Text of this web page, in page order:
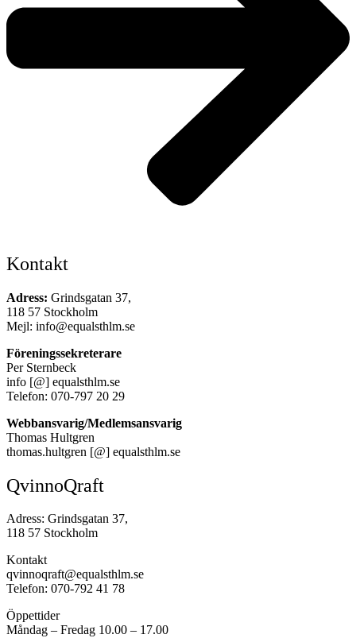
Kontakt
Adress: Grindsgatan 37,
118 57 Stockholm
Mejl: info@equalsthlm.se
Föreningssekreterare
Per Sternbeck
info [@] equalsthlm.se
Telefon: 070-797 20 29
Webbansvarig/Medlemsansvarig
Thomas Hultgren
thomas.hultgren [@] equalsthlm.se
QvinnoQraft
Adress: Grindsgatan 37,
118 57 Stockholm
Kontakt
qvinnoqraft@equalsthlm.se
Telefon: 070-792 41 78
Öppettider
Måndag – Fredag 10.00 – 17.00